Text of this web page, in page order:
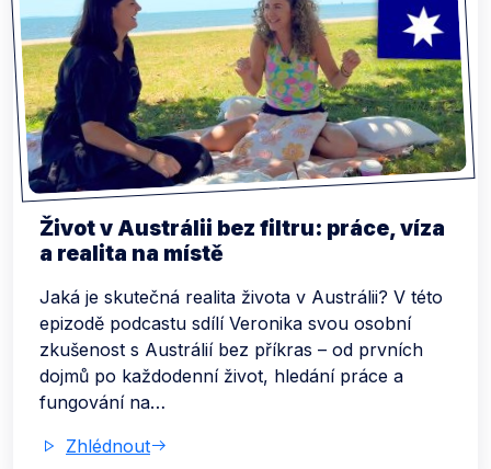
Život v Austrálii bez filtru: práce, víza
a realita na místě
Jaká je skutečná realita života v Austrálii? V této
epizodě podcastu sdílí Veronika svou osobní
zkušenost s Austrálií bez příkras – od prvních
dojmů po každodenní život, hledání práce a
fungování na…
Zhlédnout